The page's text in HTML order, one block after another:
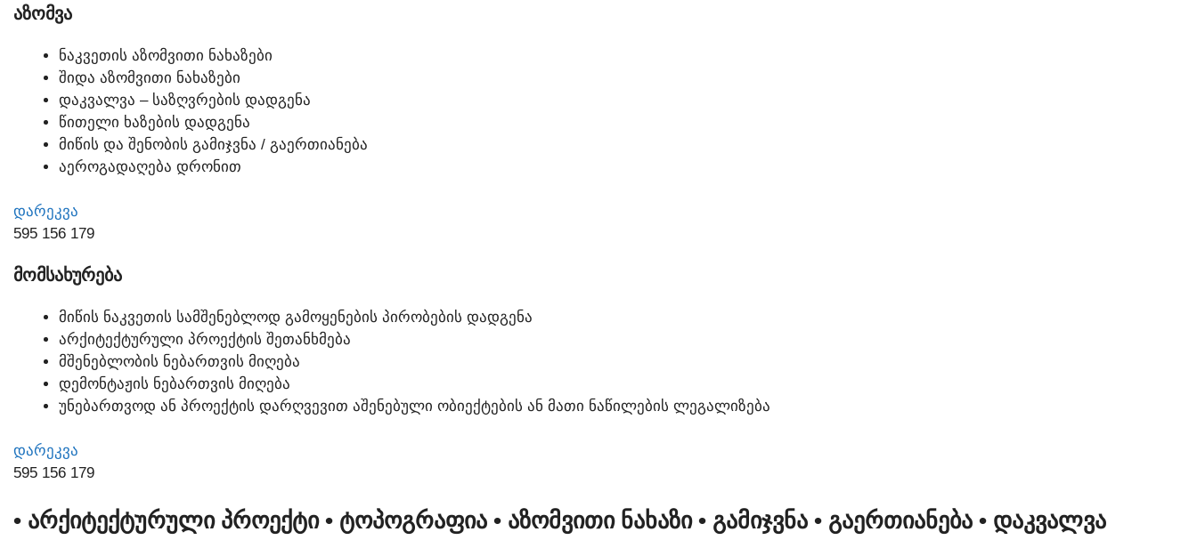
ᲐᲖᲝᲛᲕᲐ
ᲜᲐᲙᲕᲔᲗᲘᲡ ᲐᲖᲝᲛᲕᲘᲗᲘ ᲜᲐᲮᲐᲖᲔᲑᲘ
ᲨᲘᲓᲐ ᲐᲖᲝᲛᲕᲘᲗᲘ ᲜᲐᲮᲐᲖᲔᲑᲘ
ᲓᲐᲙᲕᲐᲚᲕᲐ – ᲡᲐᲖᲦᲕᲠᲔᲑᲘᲡ ᲓᲐᲓᲒᲔᲜᲐ
ᲬᲘᲗᲔᲚᲘ ᲮᲐᲖᲔᲑᲘᲡ ᲓᲐᲓᲒᲔᲜᲐ
ᲛᲘᲬᲘᲡ ᲓᲐ ᲨᲔᲜᲝᲑᲘᲡ ᲒᲐᲛᲘᲯᲕᲜᲐ / ᲒᲐᲔᲠᲗᲘᲐᲜᲔᲑᲐ
ᲐᲔᲠᲝᲒᲐᲓᲐᲦᲔᲑᲐ ᲓᲠᲝᲜᲘᲗ
ᲓᲐᲠᲔᲙᲕᲐ
595 156 179
ᲛᲝᲛᲡᲐᲮᲣᲠᲔᲑᲐ
ᲛᲘᲬᲘᲡ ᲜᲐᲙᲕᲔᲗᲘᲡ ᲡᲐᲛᲨᲔᲜᲔᲑᲚᲝᲓ ᲒᲐᲛᲝᲧᲔᲜᲔᲑᲘᲡ ᲞᲘᲠᲝᲑᲔᲑᲘᲡ ᲓᲐᲓᲒᲔᲜᲐ
ᲐᲠᲥᲘᲢᲔᲥᲢᲣᲠᲣᲚᲘ ᲞᲠᲝᲔᲥᲢᲘᲡ ᲨᲔᲗᲐᲜᲮᲛᲔᲑᲐ
ᲛᲨᲔᲜᲔᲑᲚᲝᲑᲘᲡ ᲜᲔᲑᲐᲠᲗᲕᲘᲡ ᲛᲘᲦᲔᲑᲐ
ᲓᲔᲛᲝᲜᲢᲐᲟᲘᲡ ᲜᲔᲑᲐᲠᲗᲕᲘᲡ ᲛᲘᲦᲔᲑᲐ
ᲣᲜᲔᲑᲐᲠᲗᲕᲝᲓ ᲐᲜ ᲞᲠᲝᲔᲥᲢᲘᲡ ᲓᲐᲠᲦᲕᲔᲕᲘᲗ ᲐᲨᲔᲜᲔᲑᲣᲚᲘ ᲝᲑᲘᲔᲥᲢᲔᲑᲘᲡ ᲐᲜ ᲛᲐᲗᲘ ᲜᲐᲬᲘᲚᲔᲑᲘᲡ ᲚᲔᲒᲐᲚᲘᲖᲔᲑᲐ
ᲓᲐᲠᲔᲙᲕᲐ
595 156 179
• ᲐᲠᲥᲘᲢᲔᲥᲢᲣᲠᲣᲚᲘ ᲞᲠᲝᲔᲥᲢᲘ • ᲢᲝᲞᲝᲒᲠᲐᲤᲘᲐ • ᲐᲖᲝᲛᲕᲘᲗᲘ ᲜᲐᲮᲐᲖᲘ • ᲒᲐᲛᲘᲯᲕᲜᲐ • ᲒᲐᲔᲠᲗᲘᲐᲜᲔᲑᲐ • ᲓᲐᲙᲕᲐᲚᲕᲐ